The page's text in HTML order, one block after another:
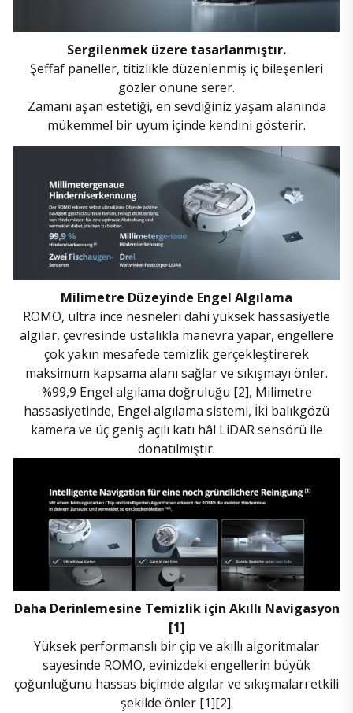
Sergilenmek üzere tasarlanmıştır.
Şeffaf paneller, titizlikle düzenlenmiş iç bileşenleri
gözler önüne serer.
Zamanı aşan estetiği, en sevdiğiniz yaşam alanında
mükemmel bir uyum içinde kendini gösterir.
Milimetre Düzeyinde Engel Algılama
ROMO, ultra ince nesneleri dahi yüksek hassasiyetle
algılar, çevresinde ustalıkla manevra yapar, engellere
çok yakın mesafede temizlik gerçekleştirerek
maksimum kapsama alanı sağlar ve sıkışmayı önler.
%99,9 Engel algılama doğruluğu [2], Milimetre
hassasiyetinde, Engel algılama sistemi, İki balıkgözü
kamera ve üç geniş açılı katı hâl LiDAR sensörü ile
donatılmıştır.
Daha Derinlemesine Temizlik için Akıllı Navigasyon
[1]
Yüksek performanslı bir çip ve akıllı algoritmalar
sayesinde ROMO, evinizdeki engellerin büyük
çoğunluğunu hassas biçimde algılar ve sıkışmaları etkili
şekilde önler [1][2].